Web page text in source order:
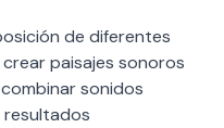
de diferentes
paisajes sonoros
sonidos